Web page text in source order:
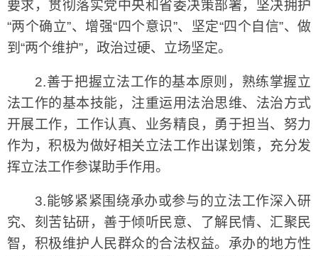
要求，贯彻落实党中央和省委决策部署，坚决拥护
“两个确立”、增强“四个意识”、坚定“四个自信”、做
到“两个维护”，政治过硬、立场坚定。
2.善于把握立法工作的基本原则，熟练掌握立
法工作的基本技能，注重运用法治思维、法治方式
开展工作，工作认真、业务精良，勇于担当、努力
作为，积极为做好相关立法工作出谋划策，充分发
挥立法工作参谋助手作用。
3.能够紧紧围绕承办或参与的立法工作深入研
究、刻苦钻研，善于倾听民意、了解民情、汇聚民
智，积极维护人民群众的合法权益。承办的地方性